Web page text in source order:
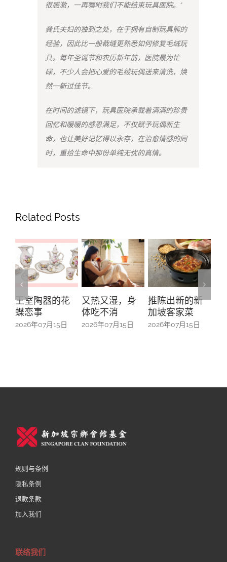
很感激，一再嘱咐我们不能结束玩具医院。”
龚氏夫妇的独到之处，在于拥有自制玩具熊的
经验，因此比一般裁缝更熟悉如何修复毛绒玩
具。每年圣诞节和农历新年前，医院最为忙
碌，不少人会把心爱的毛绒玩偶送来清洗，焕
然一新过佳节。
在时间的滤镜下，玩具医院承载着满满的珍贵
回忆和暖暖的感恩满足，不仅赋予玩偶新生
命，也让美好记忆得以永存，在治愈情感的同
时，重拾生命中那份单纯无忧的真情。
Related Posts
又热又湿，身
体吃不消
2026年07月15日
推陈出新的新
加坡客家菜
2026年07月15日
“五帮共融”系列
之广东人—从南
来移民到本土